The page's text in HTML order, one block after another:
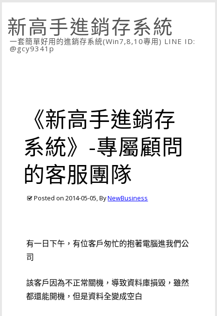
新高手進銷存系統
一套簡單好用的進銷存系統(Win7,8,10專用) LINE ID:
@gcy9341p
《新高手進銷存
系統》-專屬顧問
的客服團隊
Posted on 2014-05-05, ByNewBusiness
有一日下午，有位客戶匆忙的抱著電腦進我們公
司
該客戶因為不正常關機，導致資料庫損毀，雖然
都還能開機，但是資料全變成空白